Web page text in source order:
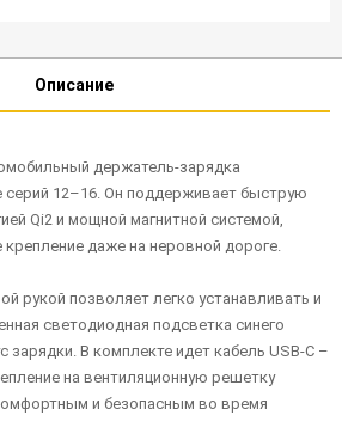
Описание
держатель-зарядка
серий 12–16. Он поддерживает быструю
Qi2 и мощной магнитной системой,
крепление даже на неровной дороге.
рукой позволяет легко устанавливать и
светодиодная подсветка синего
зарядки. В комплекте идет кабель USB-C –
на вентиляционную решетку
и безопасным во время